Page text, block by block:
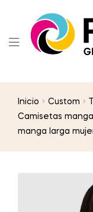
Inicio Custom
Camisetas
manga larga